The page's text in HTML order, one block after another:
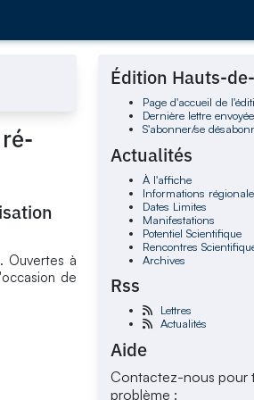
. Ouvertes à
de
Édition Hauts-
Page d'accueil de
Dernière lettre envoyée
S'abonner/se
Actualités
À l'affiche
Informations
Dates Limites
Manifestations
Potentiel Scientifique
Rencontres
Archives
Rss
Lettres
Actualités
Aide
Contactez-nous pour
problème :